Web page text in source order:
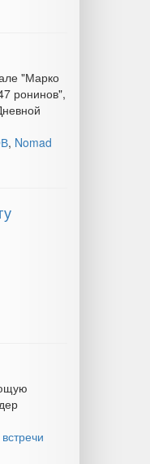
"Марко
ронинов",
, Nomad